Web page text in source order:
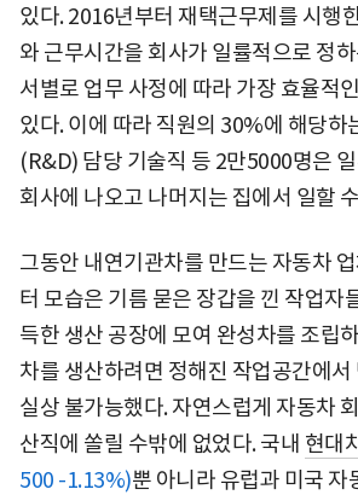
있다. 2016년부터 재택근무제를 시행
와 근무시간을 회사가 일률적으로 정
서별로 업무 사정에 따라 가장 효율적
있다. 이에 따라 직원의 30%에 해당하
(R&D) 담당 기술직 등 2만5000명은
회사에 나오고 나머지는 집에서 일할
그동안 내연기관차를 만드는 자동차
터 모습은 기름 묻은 장갑을 낀 작업자
득한 생산 공장에 모여 완성차를 조립
차를 생산하려면 정해진 작업공간에
실상 불가능했다. 자연스럽게 자동차
산직에 쏠릴 수밖에 없었다. 국내 현대
500 -1.13%)뿐 아니라 유럽과 미국 자